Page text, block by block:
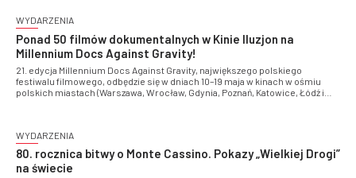
WYDARZENIA
Ponad 50 filmów dokumentalnych w Kinie Iluzjon na
Millennium Docs Against Gravity!
21. edycja Millennium Docs Against Gravity, największego polskiego
festiwalu filmowego, odbędzie się w dniach 10–19 maja w kinach w ośmiu
polskich miastach (Warszawa, Wrocław, Gdynia, Poznań, Katowice, Łódź i
partnerem wydarzenia
WYDARZENIA
80. rocznica bitwy o Monte Cassino. Pokazy „Wielkiej Drogi”
na świecie